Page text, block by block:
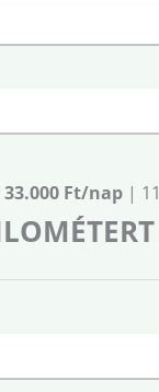
33.000 Ft/nap |